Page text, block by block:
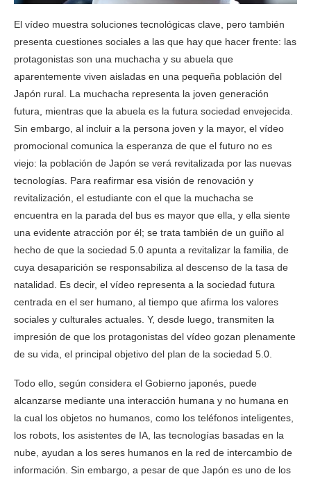
El vídeo muestra soluciones tecnológicas clave, pero también
presenta cuestiones sociales a las que hay que hacer frente: las
protagonistas son una muchacha y su abuela que
aparentemente viven aisladas en una pequeña población del
Japón rural. La muchacha representa la joven generación
futura, mientras que la abuela es la futura sociedad envejecida.
Sin embargo, al incluir a la persona joven y la mayor, el vídeo
promocional comunica la esperanza de que el futuro no es
viejo: la población de Japón se verá revitalizada por las nuevas
tecnologías. Para reafirmar esa visión de renovación y
revitalización, el estudiante con el que la muchacha se
encuentra en la parada del bus es mayor que ella, y ella siente
una evidente atracción por él; se trata también de un guiño al
hecho de que la sociedad 5.0 apunta a revitalizar la familia, de
cuya desaparición se responsabiliza al descenso de la tasa de
natalidad. Es decir, el vídeo representa a la sociedad futura
centrada en el ser humano, al tiempo que afirma los valores
sociales y culturales actuales. Y, desde luego, transmiten la
impresión de que los protagonistas del vídeo gozan plenamente
de su vida, el principal objetivo del plan de la sociedad 5.0.
Todo ello, según considera el Gobierno japonés, puede
alcanzarse mediante una interacción humana y no humana en
la cual los objetos no humanos, como los teléfonos inteligentes,
los robots, los asistentes de IA, las tecnologías basadas en la
nube, ayudan a los seres humanos en la red de intercambio de
información. Sin embargo, a pesar de que Japón es uno de los